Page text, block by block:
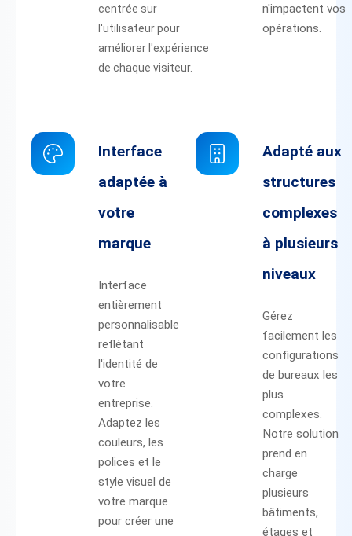
centrée sur
l'utilisateur pour
améliorer l'expérience
de chaque visiteur.
n'impactent vos
opérations.
Interface
adaptée à
votre
marque
Interface
entièrement
personnalisable
reflétant
l'identité de
votre
entreprise.
Adaptez les
couleurs, les
polices et le
style visuel de
votre marque
pour créer une
Adapté aux
structures
complexes
à plusieurs
niveaux
Gérez
facilement les
configurations
de bureaux les
plus
complexes.
Notre solution
prend en
charge
plusieurs
bâtiments,
étages et